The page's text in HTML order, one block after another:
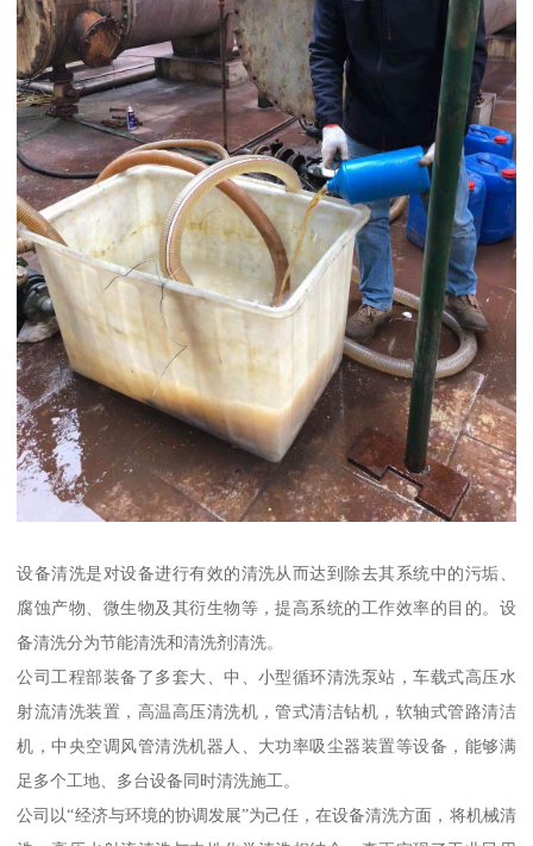
设备清洗是对设备进行有效的清洗从而达到除去其系统中的污垢、
腐蚀产物、微生物及其衍生物等，提高系统的工作效率的目的。设
备清洗分为节能清洗和清洗剂清洗。
公司工程部装备了多套大、中、小型循环清洗泵站，车载式高压水
射流清洗装置，高温高压清洗机，管式清洁钻机，软轴式管路清洁
机，中央空调风管清洗机器人、大功率吸尘器装置等设备，能够满
足多个工地、多台设备同时清洗施工。
公司以“经济与环境的协调发展”为己任，在设备清洗方面，将机械清